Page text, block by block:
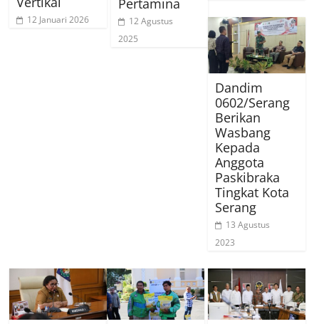
12 Januari 2026
12 Agustus
2025
Dandim
0602/Serang
Berikan
Wasbang
Kepada
Anggota
Paskibraka
Tingkat Kota
Serang
13 Agustus
2023